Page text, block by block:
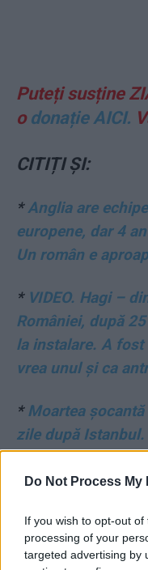
Do Not Process
If you wish to opt-out
processing of your
targeted advertising by
Puteți susține
o donație AICI.
CITIȚI ȘI:
*Anglia are
europene, dar 4
Un român e
* VIDEO. Hagi –
României, după
la instalare. A
vrea unul și ca
*Moartea
zile după
fotbalul”… dar